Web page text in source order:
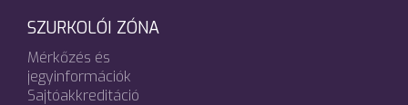
SZURKOLÓI ZÓNA
Mérkőzés és
jegyinformációk
Sajtóakkreditáció